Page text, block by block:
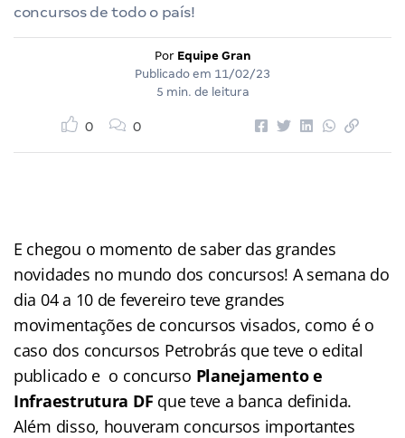
concursos de todo o país!
Por Equipe Gran
Publicado em 11/02/23
5 min. de leitura
0 0
E chegou o momento de saber das grandes
novidades no mundo dos concursos! A semana do
dia 04 a 10 de fevereiro teve grandes
movimentações de concursos visados, como é o
caso dos concursos Petrobrás que teve o edital
publicado e o concurso Planejamento e
Infraestrutura DF que teve a banca definida.
Além disso, houveram concursos importantes